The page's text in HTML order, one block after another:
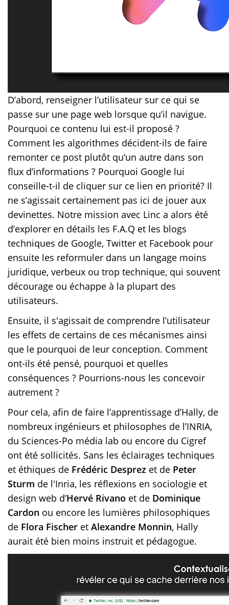
D’abord, renseigner l’utilisateur sur ce qui se
passe sur une page web lorsque qu’il navigue.
Pourquoi ce contenu lui est-il proposé ?
Comment les algorithmes décident-ils de faire
remonter ce post plutôt qu’un autre dans son
flux d’informations ? Pourquoi Google lui
conseille-t-il de cliquer sur ce lien en priorité? Il
ne s’agissait certainement pas ici de jouer aux
devinettes. Notre mission avec Linc a alors été
d’explorer en détails les F.A.Q et les blogs
techniques de Google, Twitter et Facebook pour
ensuite les reformuler dans un langage moins
juridique, verbeux ou trop technique, qui souvent
décourage ou échappe à la plupart des
utilisateurs.
Ensuite, il s'agissait de comprendre l’utilisateur
les effets de certains de ces mécanismes ainsi
que le pourquoi de leur conception. Comment
ont-ils été pensé, pourquoi et quelles
conséquences ? Pourrions-nous les concevoir
autrement ?
Pour cela, afin de faire l’apprentissage d’Hally, de
nombreux ingénieurs et philosophes de l’INRIA,
du Sciences-Po média lab ou encore du Cigref
ont été sollicités. Sans les éclairages techniques
et éthiques de Frédéric Desprez et de Peter
Sturm de l'Inria, les réflexions en sociologie et
design web d’Hervé Rivano et de Dominique
Cardon ou encore les lumières philosophiques
de Flora Fischer et Alexandre Monnin, Hally
aurait été bien moins instruit et pédagogue.